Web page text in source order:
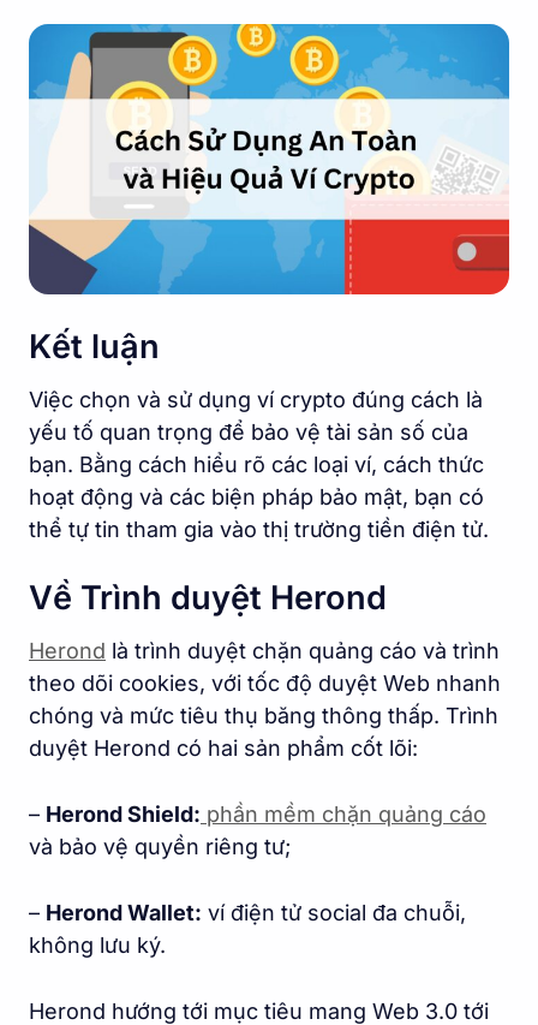
Kết luận
Việc chọn và sử dụng ví crypto đúng cách là
yếu tố quan trọng để bảo vệ tài sản số của
bạn. Bằng cách hiểu rõ các loại ví, cách thức
hoạt động và các biện pháp bảo mật, bạn có
thể tự tin tham gia vào thị trường tiền điện tử.
Về Trình duyệt Herond
Herond là trình duyệt chặn quảng cáo và trình
theo dõi cookies, với tốc độ duyệt Web nhanh
chóng và mức tiêu thụ băng thông thấp. Trình
duyệt Herond có hai sản phẩm cốt lõi:
– Herond Shield: phần mềm chặn quảng cáo
và bảo vệ quyền riêng tư;
– Herond Wallet: ví điện tử social đa chuỗi,
không lưu ký.
Herond hướng tới mục tiêu mang Web 3.0 tới